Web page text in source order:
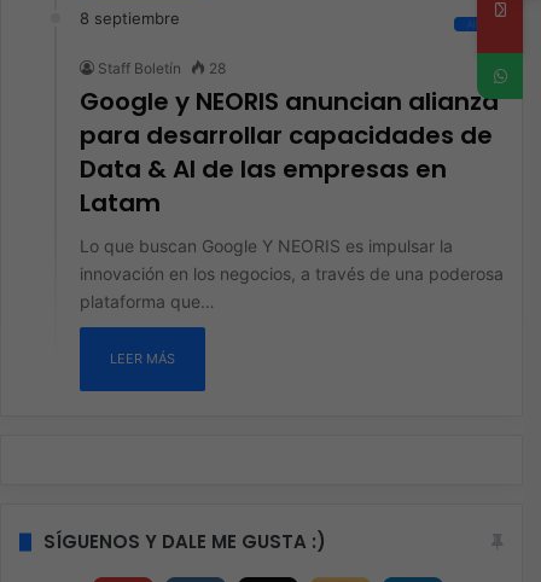
8 septiembre All
Staff Boletín 28
Google y NEORIS anuncian alianza
para desarrollar capacidades de
Data & AI de las empresas en
Latam
Lo que buscan Google Y NEORIS es impulsar la
innovación en los negocios, a través de una poderosa
plataforma que…
LEER MÁS
SÍGUENOS Y DALE ME GUSTA :)